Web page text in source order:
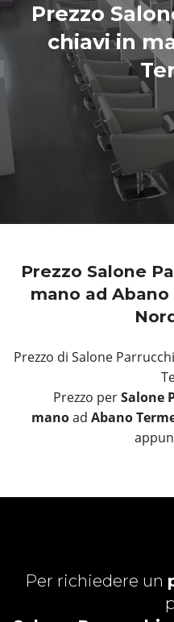
Prezzo
chiavi in
Prezzo Salone
mano ad
Prezzo di Salone
Prezzo perSalone
manoad Abano
Per richiedere un